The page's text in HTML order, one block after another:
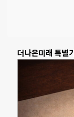
더나은미래 특별